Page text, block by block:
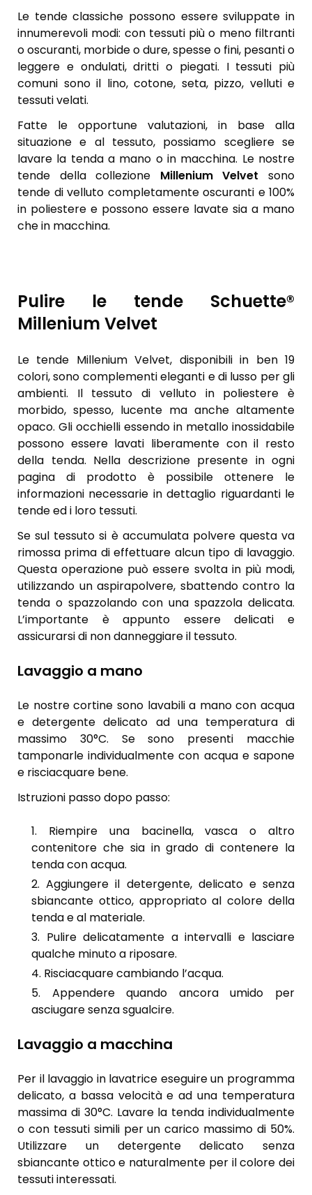
Le tende classiche possono essere sviluppate in
innumerevoli modi: con tessuti più o meno filtranti
o oscuranti, morbide o dure, spesse o fini, pesanti o
leggere e ondulati, dritti o piegati. I tessuti più
comuni sono il lino, cotone, seta, pizzo, velluti e
tessuti velati.
Fatte le opportune valutazioni, in base alla
situazione e al tessuto, possiamo scegliere se
lavare la tenda a mano o in macchina. Le nostre
tende della collezione Millenium Velvet sono
tende di velluto completamente oscuranti e 100%
in poliestere e possono essere lavate sia a mano
che in macchina.
Pulire le tende Schuette®
Millenium Velvet
Le tende Millenium Velvet, disponibili in ben 19
colori, sono complementi eleganti e di lusso per gli
ambienti. Il tessuto di velluto in poliestere è
morbido, spesso, lucente ma anche altamente
opaco. Gli occhielli essendo in metallo inossidabile
possono essere lavati liberamente con il resto
della tenda. Nella descrizione presente in ogni
pagina di prodotto è possibile ottenere le
informazioni necessarie in dettaglio riguardanti le
tende ed i loro tessuti.
Se sul tessuto si è accumulata polvere questa va
rimossa prima di effettuare alcun tipo di lavaggio.
Questa operazione può essere svolta in più modi,
utilizzando un aspirapolvere, sbattendo contro la
tenda o spazzolando con una spazzola delicata.
L’importante è appunto essere delicati e
assicurarsi di non danneggiare il tessuto.
Lavaggio a mano
Le nostre cortine sono lavabili a mano con acqua
e detergente delicato ad una temperatura di
massimo 30°C. Se sono presenti macchie
tamponarle individualmente con acqua e sapone
e risciacquare bene.
Istruzioni passo dopo passo:
Riempire una bacinella, vasca o altro
contenitore che sia in grado di contenere la
tenda con acqua.
Aggiungere il detergente, delicato e senza
sbiancante ottico, appropriato al colore della
tenda e al materiale.
Pulire delicatamente a intervalli e lasciare
qualche minuto a riposare.
Risciacquare cambiando l’acqua.
Appendere quando ancora umido per
asciugare senza sgualcire.
Lavaggio a macchina
Per il lavaggio in lavatrice eseguire un programma
delicato, a bassa velocità e ad una temperatura
massima di 30°C. Lavare la tenda individualmente
o con tessuti simili per un carico massimo di 50%.
Utilizzare un detergente delicato senza
sbiancante ottico e naturalmente per il colore dei
tessuti interessati.